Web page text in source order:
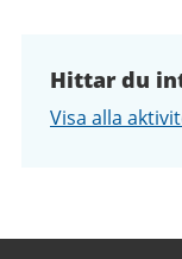
Hittar du
Visa alla